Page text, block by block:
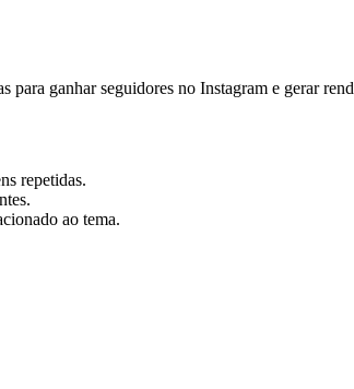
para ganhar seguidores no Instagram e gerar
repetidas.
ao tema.